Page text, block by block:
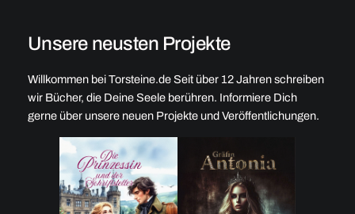
Unsere neusten Projekte
Willkommen bei Torsteine.de Seit über 12 Jahren schreiben
wir Bücher, die Deine Seele berühren. Informiere Dich
gerne über unsere neuen Projekte und Veröffentlichungen.